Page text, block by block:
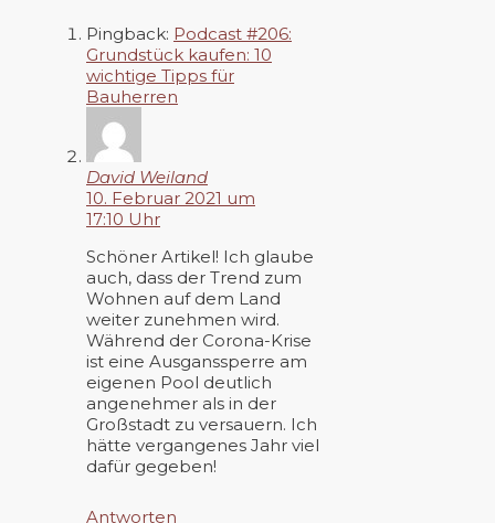
Pingback: Podcast #206:
Grundstück kaufen: 10
wichtige Tipps für
Bauherren
David Weiland
10. Februar 2021 um
17:10 Uhr
Schöner Artikel! Ich glaube
auch, dass der Trend zum
Wohnen auf dem Land
weiter zunehmen wird.
Während der Corona-Krise
ist eine Ausganssperre am
eigenen Pool deutlich
angenehmer als in der
Großstadt zu versauern. Ich
hätte vergangenes Jahr viel
dafür gegeben!
Antworten